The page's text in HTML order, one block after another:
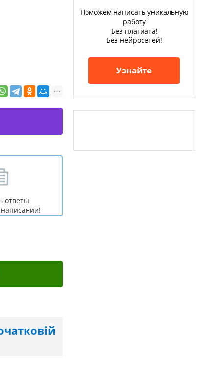
ответы
Поможем написать уникальную
работу
Без плагиата!
Без нейросетей!
Узнайте